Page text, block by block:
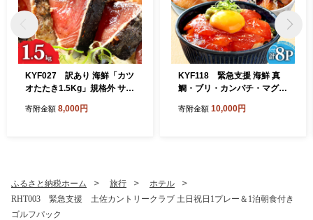
KYF027 訳あり 海鮮「カツ
オたたき1.5Kg」規格外 サイ
郷納税 ランキング 本場 高
寄附金額 8,000円
KYF118 緊急支援 海鮮 真
鯛・ブリ・カンパチ・マグロ
子の真鯛を食べて応援 養殖
寄附金額 10,000円
ふるさと納税ホーム 旅行
ホテル
RHT003 緊急支援 土佐カントリークラブ 土日祝日1プレー＆1泊朝食付き
ゴルフパック